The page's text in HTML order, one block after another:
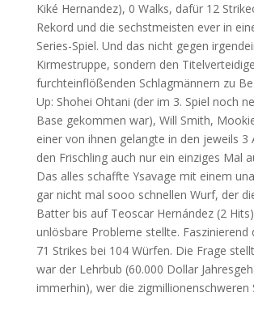
Kiké Hernandez), 0 Walks, dafür 12
Rekord und die sechstmeisten ever in
Series-Spiel. Und das nicht gegen
Kirmestruppe, sondern den
furchteinflößenden Schlagmännern zu
Up: Shohei Ohtani (der im 3. Spiel noch
Base gekommen war), Will Smith,
einer von ihnen gelangte in den jeweils 3
den Frischling auch nur ein einziges Mal
Das alles schaffte Ysavage mit einem
gar nicht mal sooo schnellen Wurf, der
Batter bis auf Teoscar Hernández (2
unlösbare Probleme stellte. Faszinierend
71 Strikes bei 104 Würfen. Die Frage
war der Lehrbub (60.000 Dollar
immerhin), wer die zigmillionenschweren